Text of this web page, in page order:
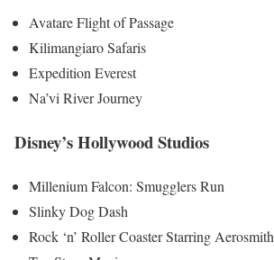
Avatare Flight of Passage
Kilimangiaro Safaris
Expedition Everest
Na’vi River Journey
Disney’s Hollywood Studios
Millenium Falcon: Smugglers Run
Slinky Dog Dash
Rock ‘n’ Roller Coaster Starring Aerosmith